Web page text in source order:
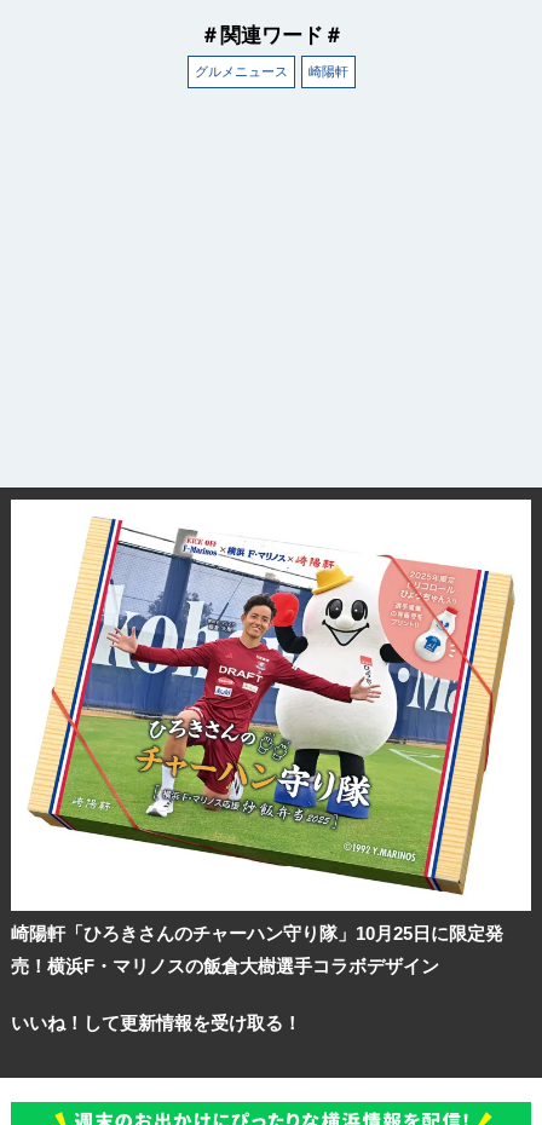
＃関連ワード＃
グルメニュース 崎陽軒
崎陽軒「ひろきさんのチャーハン守り隊」10月25日に限定発
売！横浜F・マリノスの飯倉大樹選手コラボデザイン
いいね！して更新情報を受け取る！